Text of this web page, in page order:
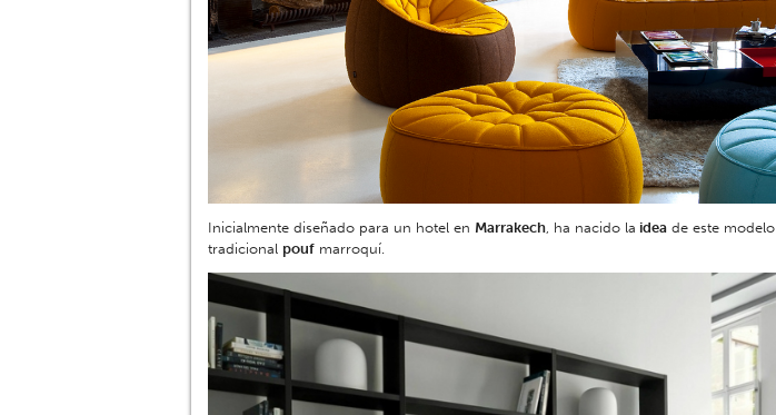
Inicialmente diseñado para un hotel en Marrakech , ha nacido la idea de este modelo
tradicional pouf marroquí.